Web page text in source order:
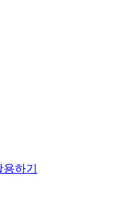
하기